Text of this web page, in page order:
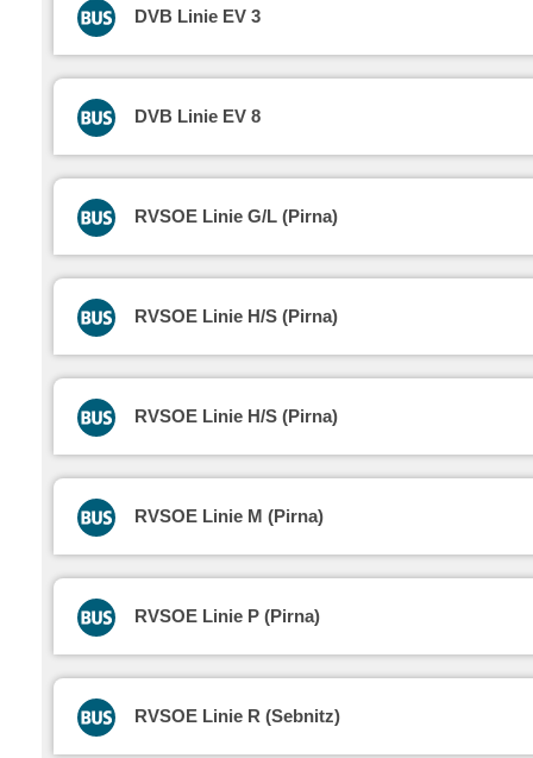
DVB Linie EV 3
DVB Linie EV 8
RVSOE Linie G/L (Pirna)
RVSOE Linie H/S (Pirna)
RVSOE Linie H/S (Pirna)
RVSOE Linie M (Pirna)
RVSOE Linie P (Pirna)
RVSOE Linie R (Sebnitz)